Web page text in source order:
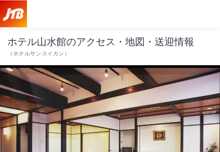
ホテル山水館のアクセス・地図・送迎情報
（ ホテルサンスイカン ）